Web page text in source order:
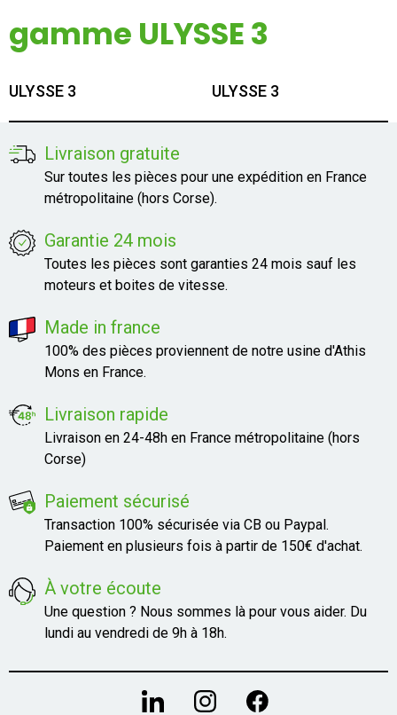
gamme ULYSSE 3
ULYSSE 3 ULYSSE 3
Livraison gratuite
Sur toutes les pièces pour une expédition en France
métropolitaine (hors Corse).
Garantie 24 mois
Toutes les pièces sont garanties 24 mois sauf les
moteurs et boites de vitesse.
Made in france
100% des pièces proviennent de notre usine d'Athis
Mons en France.
Livraison rapide
Livraison en 24-48h en France métropolitaine (hors
Corse)
Paiement sécurisé
Transaction 100% sécurisée via CB ou Paypal.
Paiement en plusieurs fois à partir de 150€ d'achat.
À votre écoute
Une question ? Nous sommes là pour vous aider. Du
lundi au vendredi de 9h à 18h.